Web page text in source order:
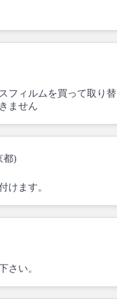
フィルムを買って取り替
ません
都)
けます。
さい。